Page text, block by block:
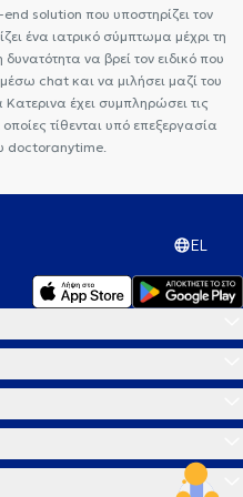
solution που υποστηρίζει τον
ένα ιατρικό σύμπτωμα μέχρι τη
να βρεί τον ειδικό που
chat και να μιλήσει μαζί του
έχει συμπληρώσει τις
τίθενται υπό επεξεργασία
doctoranytime.
EL